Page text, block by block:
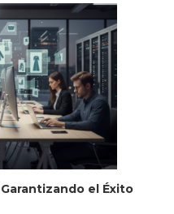
el Éxito